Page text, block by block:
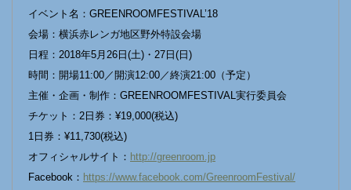
イベント名：GREENROOMFESTIVAL’18
会場：横浜赤レンガ地区野外特設会場
日程：2018年5月26日(土)・27日(日)
時間：開場11:00／開演12:00／終演21:00（予定）
主催・企画・制作：GREENROOMFESTIVAL実行委員会
チケット：2日券：¥19,000(税込)
1日券：¥11,730(税込)
オフィシャルサイト： http://greenroom.jp
Facebook： https://www.facebook.com/GreenroomFestival/